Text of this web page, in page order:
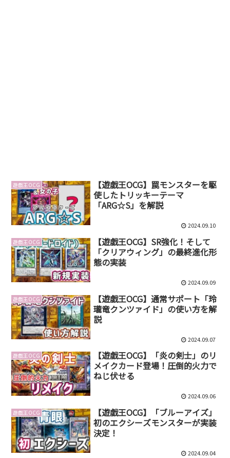
遊戯王OCG
【遊戯王OCG】罠モンスターを駆
使したトリッキーテーマ
「ARG☆S」を解説
2024.09.10
遊戯王OCG
【遊戯王OCG】SR強化！そして
「クリアウィング」の最終進化形
態の実装
2024.09.09
遊戯王OCG
【遊戯王OCG】通常サポート「玲
瓏竜クンツァイド」の使い方を解
説
2024.09.07
遊戯王OCG
【遊戯王OCG】「炎の剣士」のリ
メイクカード登場！圧倒的火力で
ねじ伏せる
2024.09.06
遊戯王OCG
【遊戯王OCG】「ブルーアイズ」
初のエクシーズモンスターが実装
決定！
2024.09.04